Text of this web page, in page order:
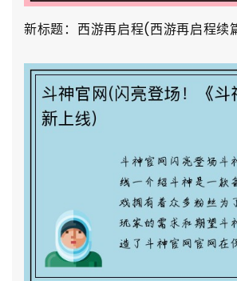
新标题：西游再启程(西游再启程续